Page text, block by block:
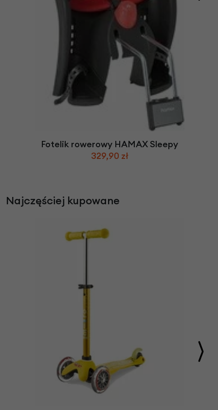
Fotelik rowerowy HAMAX Sleepy
329,90 zł
Najczęściej kupowane